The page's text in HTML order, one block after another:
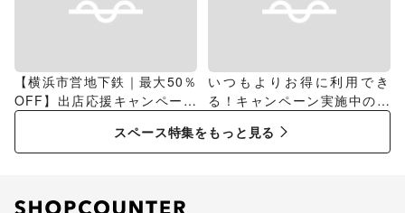
【横浜市営地下鉄｜最大50％
OFF】出店応援キャンペーン
特集
いつもよりお得に利用でき
る！キャンペーン実施中のス
スペース特集をもっと見る